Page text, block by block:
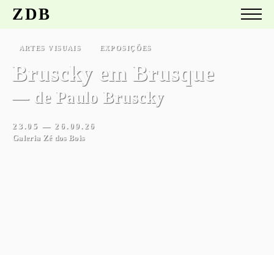
ZDB
ARTES VISUAIS EXPOSIÇÕES
EMPORIO
— de Musa paradisiaca
23.05 — 26.09.26
Galeria Zé dos Bois